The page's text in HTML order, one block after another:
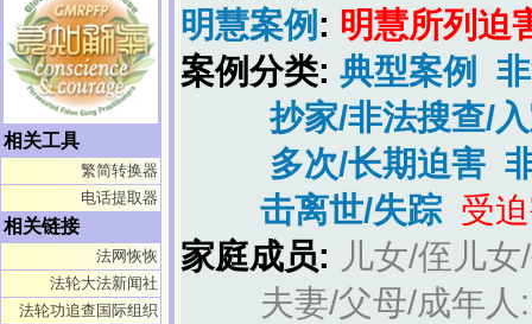
相关工具
繁简转换器
电话提取器
相关链接
法网恢恢
法轮大法新闻社
法轮功追查国际组织
明慧案例 : 明慧所列迫
案例分类: 典型案例
抄家/非法搜查/
多次/长期迫害
击离世/失踪 受
家庭成员: 儿女/侄儿
夫妻/父母/成年